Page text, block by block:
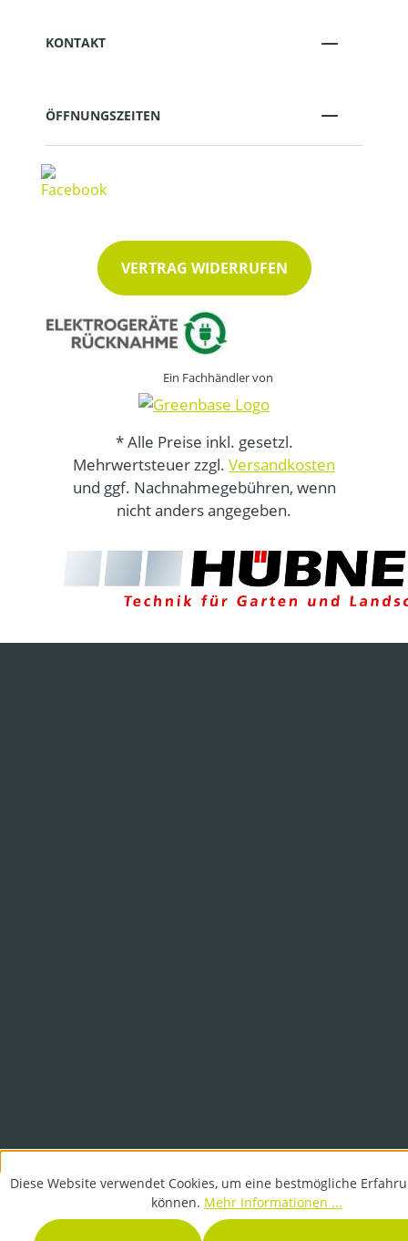
KONTAKT
ÖFFNUNGSZEITEN
VERTRAG WIDERRUFEN
Ein Fachhändler von
* Alle Preise inkl. gesetzl.
Mehrwertsteuer zzgl. Versandkosten
und ggf. Nachnahmegebühren, wenn
nicht anders angegeben.
Diese Website verwendet Cookies, um eine bestmögliche
können. Mehr Informationen ...